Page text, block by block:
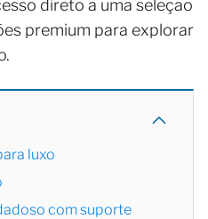
direto a uma seleção
premium para explorar
luxo
com suporte